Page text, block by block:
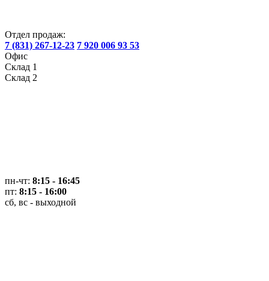
Отдел продаж:
7 (831) 267-12-23 7 920 006 93 53
Офис
Склад 1
Склад 2
пн-чт: 8:15 - 16:45
пт: 8:15 - 16:00
сб, вс - выходной